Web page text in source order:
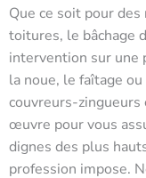
Que ce soit pour des
toitures, le bâchage
intervention sur une
la noue, le faîtage
couvreurs-
œuvre pour vous
dignes des plus
profession impose.